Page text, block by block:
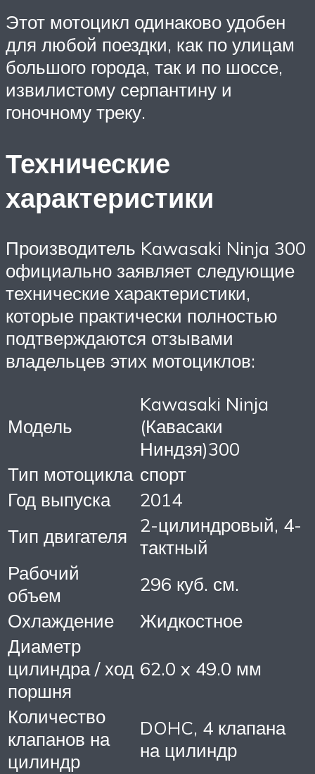
Этот мотоцикл одинаково удобен
для любой поездки, как по улицам
большого города, так и по шоссе,
извилистому серпантину и
гоночному треку.
Технические
характеристики
Производитель Kawasaki Ninja 300
официально заявляет следующие
технические характеристики,
которые практически полностью
подтверждаются отзывами
владельцев этих мотоциклов:
Модель
Kawasaki Ninja
(Кавасаки
Ниндзя)300
Тип мотоцикла спорт
Год выпуска
2014
Тип двигателя
2-цилиндровый, 4-
тактный
Рабочий
объем
296 куб. см.
Охлаждение
Жидкостное
Диаметр
цилиндра / ход
поршня
62.0 x 49.0 мм
Количество
клапанов на
цилиндр
DOHC, 4 клапана
на цилиндр